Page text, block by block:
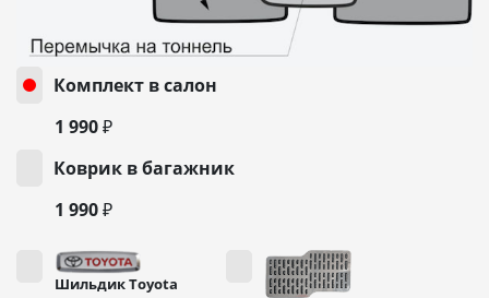
Комплект в салон
1 990 ₽
Коврик в багажник
1 990 ₽
Шильдик Toyota